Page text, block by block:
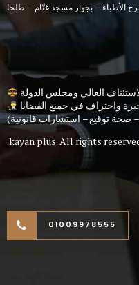
الأطباء – بجوار مسجد غنّام – طلخا
العالي ومجلس الدولة
واحتراف في جميع القضايا
توقيع – استشارات قانونية)
kayan plus. All rights
01009978555